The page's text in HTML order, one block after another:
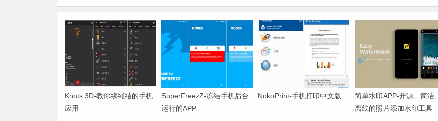
Knots 3D-教你绑绳结的手机
应用
SuperFreezZ-冻结手机后台
运行的APP
NokoPrint-手机打印中文版
简单水印APP-开源、简洁、
离线的照片添加水印工具